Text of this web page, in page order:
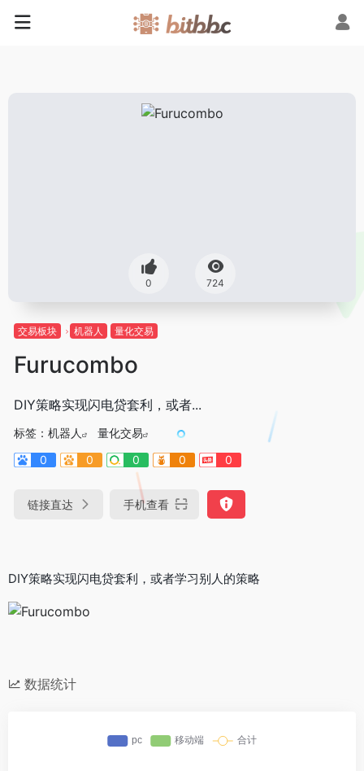
0 724
交易板块 机器人 量化交易
Furucombo
DIY策略实现闪电贷套利，或者...
标签： 机器人
量化交易
0
0 0 0 0
链接直达 手机查看
DIY策略实现闪电贷套利，或者学习别人的策略
数据统计